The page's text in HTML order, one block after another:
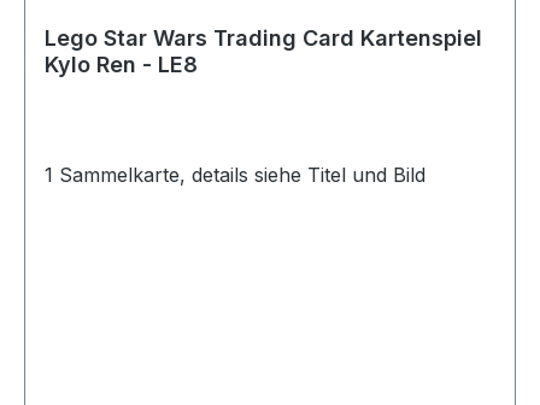
Lego Star Wars Trading Card Kartenspiel
Kylo Ren - LE8
1 Sammelkarte, details siehe Titel und Bild